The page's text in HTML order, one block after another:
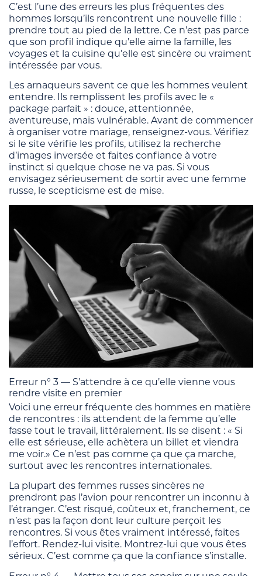
C’est l’une des erreurs les plus fréquentes des
hommes lorsqu’ils rencontrent une nouvelle fille :
prendre tout au pied de la lettre. Ce n’est pas parce
que son profil indique qu’elle aime la famille, les
voyages et la cuisine qu’elle est sincère ou vraiment
intéressée par vous.
Les arnaqueurs savent ce que les hommes veulent
entendre. Ils remplissent les profils avec le «
package parfait » : douce, attentionnée,
aventureuse, mais vulnérable. Avant de commencer
à organiser votre mariage, renseignez-vous. Vérifiez
si le site vérifie les profils, utilisez la recherche
d’images inversée et faites confiance à votre
instinct si quelque chose ne va pas. Si vous
envisagez sérieusement de sortir avec une femme
russe, le scepticisme est de mise.
Erreur n° 3 — S’attendre à ce qu’elle vienne vous
rendre visite en premier
Voici une erreur fréquente des hommes en matière
de rencontres : ils attendent de la femme qu’elle
fasse tout le travail, littéralement. Ils se disent : « Si
elle est sérieuse, elle achètera un billet et viendra
me voir.» Ce n’est pas comme ça que ça marche,
surtout avec les rencontres internationales.
La plupart des femmes russes sincères ne
prendront pas l’avion pour rencontrer un inconnu à
l’étranger. C’est risqué, coûteux et, franchement, ce
n’est pas la façon dont leur culture perçoit les
rencontres. Si vous êtes vraiment intéressé, faites
l’effort. Rendez-lui visite. Montrez-lui que vous êtes
sérieux. C’est comme ça que la confiance s’installe.